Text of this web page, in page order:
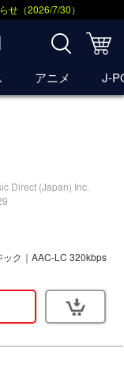
せ（2026/7/30）
アニメ J-
Direct (Japan) Inc.
ック｜AAC-LC 320kbps